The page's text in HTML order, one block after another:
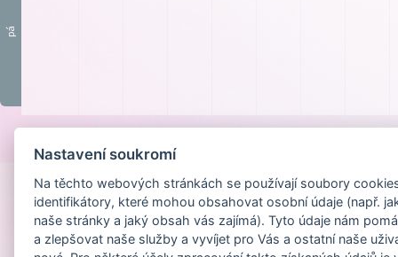
pá
Nastavení soukromí
Na těchto webových stránkách se používají soubory
identifikátory, které mohou obsahovat osobní údaje (např.
naše stránky a jaký obsah vás zajímá). Tyto údaje nám
a zlepšovat naše služby a vyvíjet pro Vás a ostatní naše